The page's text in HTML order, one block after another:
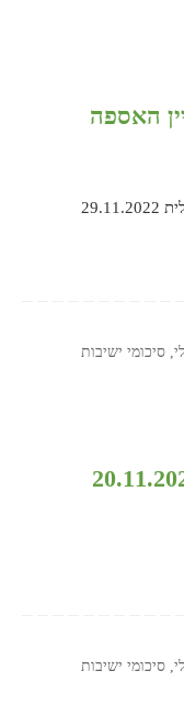
האספה
, סיכומי ישיבות
, סיכומי ישיבות